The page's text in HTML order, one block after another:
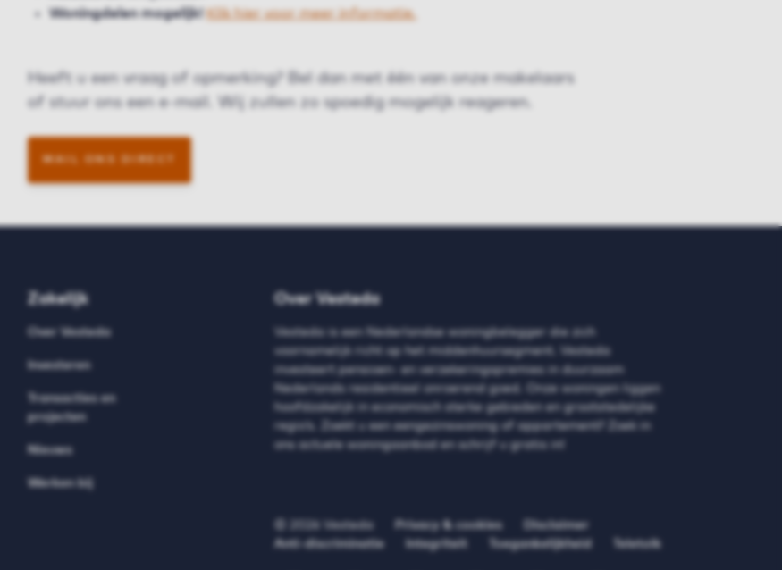
Woningdelen mogelijk! Klik hier voor meer informatie.
Heeft u een vraag of opmerking? Bel dan met één van onze makelaars
of stuur ons een e-mail. Wij zullen zo spoedig mogelijk reageren.
MAIL ONS DIRECT
Zakelijk
Over Vesteda
Investeren
Transacties en
projecten
Nieuws
Werken bij
Over Vesteda
Vesteda is een Nederlandse woningbelegger die zich
voornamelijk richt op het middenhuursegment. Vesteda
investeert
pensioen- en verzekeringspremies in duurzaam
Nederlands residentieel onroerend goed. Onze woningen liggen
hoofdzakelijk in economisch sterke gebieden en grootstedelijke
regio’s.
Zoekt u een eengezinswoning of appartement? Zoek in
ons actuele woningaanbod en schrijf u gratis in!
© 2026 Vesteda Privacy & cookies
Disclaimer
Anti-discriminatie
Integriteit Toegankelijkheid Teletolk